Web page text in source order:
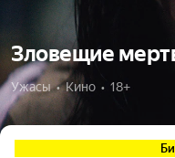
Зловещие
Ужасы  •  Кино  •  18+